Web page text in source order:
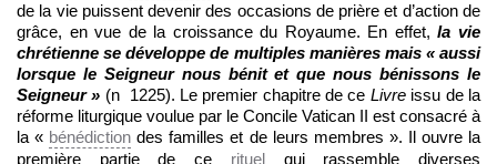
de la vie puissent devenir des occasions de prière et d’action de
grâce, en vue de la croissance du Royaume. En effet,la vie
chrétienne se développe de multiples manières mais « aussi
lorsque le Seigneur nous bénit et que nous bénissons le
Seigneur » (n 1225). Le premier chapitre de ce Livre issu de la
réforme liturgique voulue par le Concile Vatican II est consacré à
la « bénédiction des familles et de leurs membres ». Il ouvre la
première partie de ce rituelqui rassemble diverses